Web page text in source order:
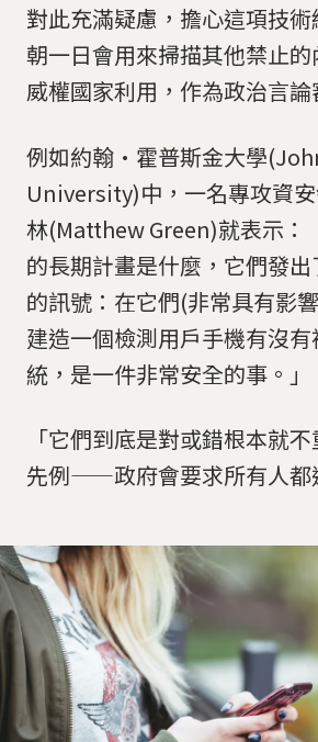
對此充滿疑慮，擔心這項技
朝一日會用來掃描其他禁止
威權國家利用，作為政治言論
例如約翰·霍普斯金大學
University)中，一名專攻資
林(Matthew Green)就表示：
的長期計畫是什麼，它們發
的訊號：在它們(非常具有影
建造一個檢測用戶手機有沒
統，是一件非常安全的事。」
「它們到底是對或錯根本就
先例——政府會要求所有人都